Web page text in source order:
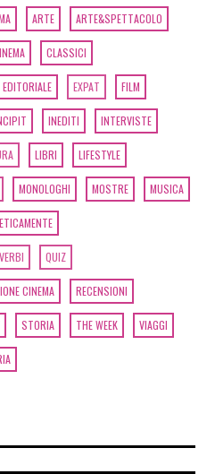
ARTE ARTE&SPETTACOLO
CLASSICI
EDITORIALE EXPAT FILM
INEDITI INTERVISTE
LIBRI LIFESTYLE
MONOLOGHI MOSTRE MUSICA
QUIZ
CINEMA RECENSIONI
STORIA THE WEEK VIAGGI